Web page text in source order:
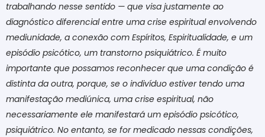
trabalhando nesse sentido — que visa justamente ao
diagnóstico diferencial entre uma crise espiritual envolvendo
mediunidade, a conexão com Espíritos, Espiritualidade, e um
episódio psicótico, um transtorno psiquiátrico. É muito
importante que possamos reconhecer que uma condição é
distinta da outra, porque, se o indivíduo estiver tendo uma
manifestação mediúnica, uma crise espiritual, não
necessariamente ele manifestará um episódio psicótico,
psiquiátrico. No entanto, se for medicado nessas condições,